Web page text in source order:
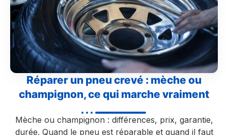
Réparer un pneu crevé : mèche ou
champignon, ce qui marche vraiment
Mèche ou champignon : différences, prix, garantie,
durée. Quand le pneu est réparable et quand il faut